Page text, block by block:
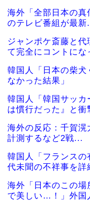
海外「全部日本の
のテレビ番組が最新
ジャンポケ斎藤と
て完全にコントにな
韓国人「日本の柴
なかった結果」
韓国人「韓国サッ
は慣行だった』と衝
海外の反応：千賀滉
計測するなど2戦...
韓国人「フランス
代未聞の不祥事を詳
海外「日本のこの
で美しい…！」外国